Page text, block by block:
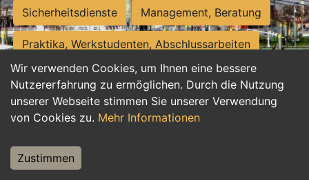
Wir verwenden Cookies, um Ihnen eine bessere
Nutzererfahrung zu ermöglichen. Durch die Nutzung
unserer Webseite stimmen Sie unserer Verwendung
von Cookies zu. Mehr Informationen
Zustimmen
Sicherheitsdienste Management, Beratung
Praktika, Werkstudenten, Abschlussarbeiten
Personalwesen Assistenz, Sekretariat
Hilfskräfte, Aushilfs- und Nebenjobs
Weiterbildung, Studium, duale Ausbildung